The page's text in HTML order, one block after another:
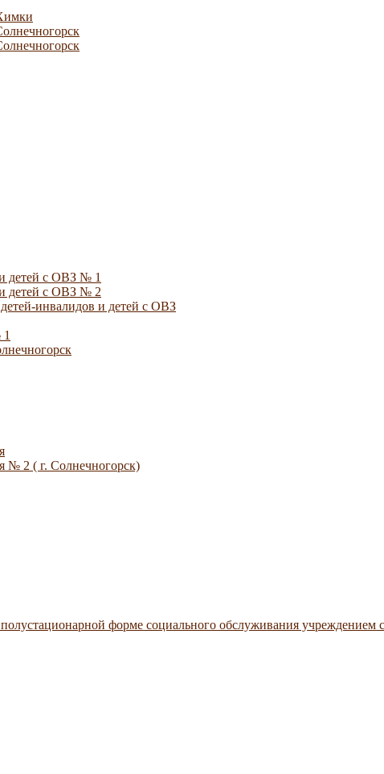
детей с ОВЗ № 1
и детей с ОВЗ № 2
инвалидов и детей с ОВЗ
№ 2 ( г. Солнечногорск)
форме социального обслуживания учреждением